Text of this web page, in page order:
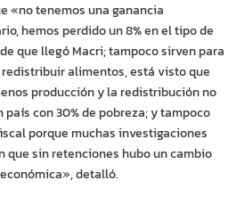
«no tenemos una ganancia
hemos perdido un 8% en el tipo de
que llegó Macri; tampoco sirven para
alimentos, está visto que
producción y la redistribución no
con 30% de pobreza; y tampoco
porque muchas investigaciones
que sin retenciones hubo un cambio
detalló.